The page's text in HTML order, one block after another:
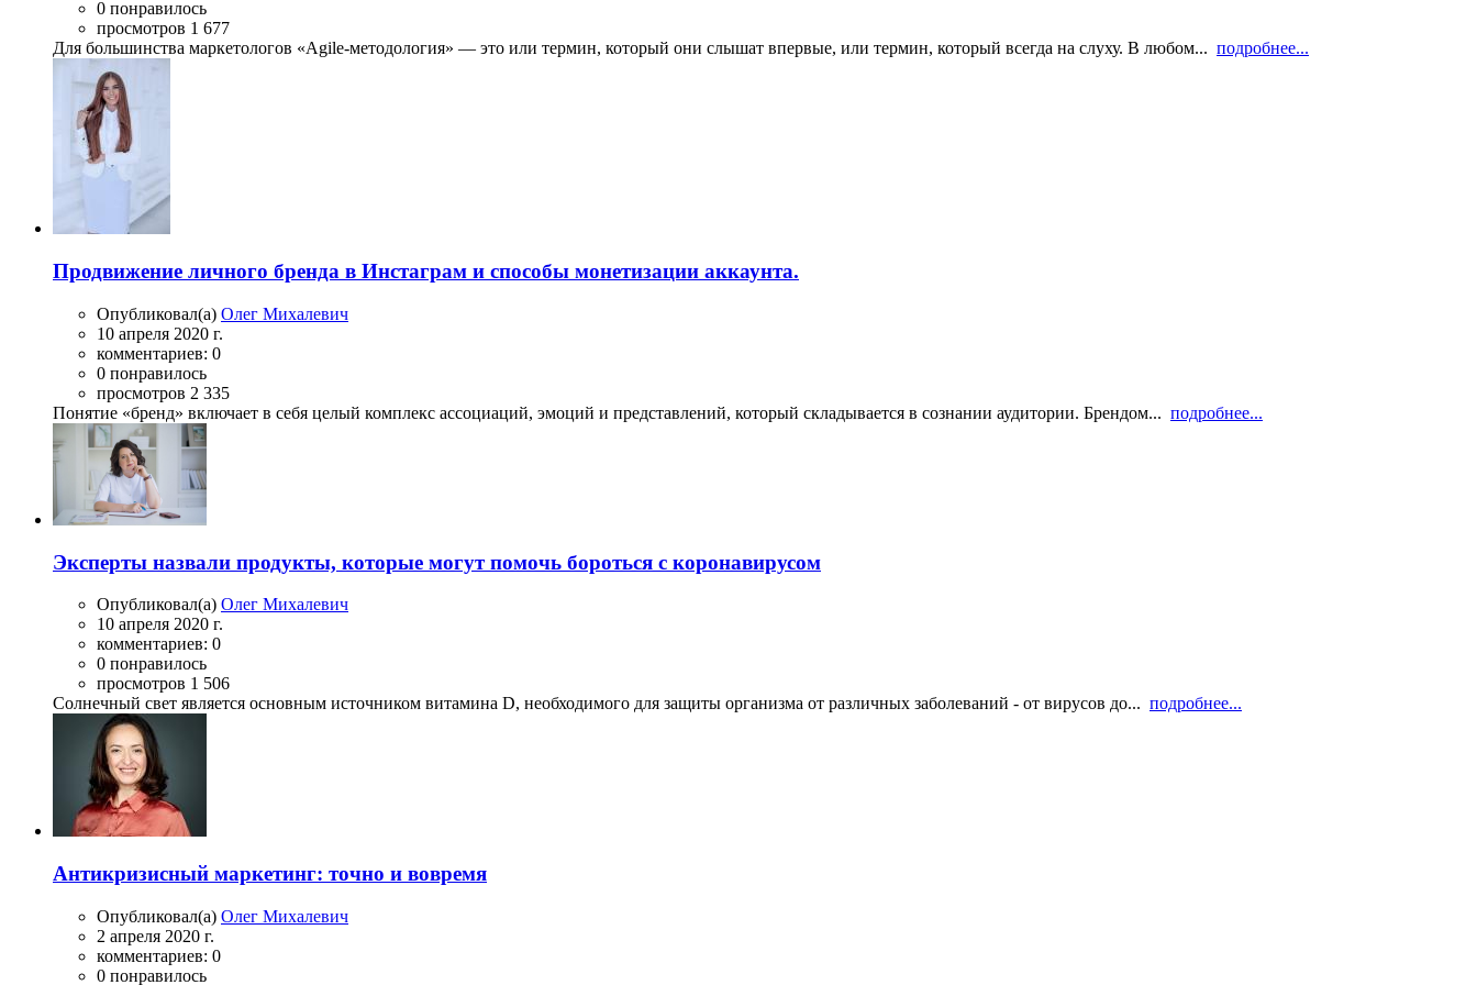
0 понравилось
просмотров 1 677
Для большинства маркетологов «Agile-методология» — это или термин, который они слышат впервые, или термин, который всегда на слуху. В любом... подробнее...
Продвижение личного бренда в Инстаграм и способы монетизации аккаунта.
Опубликовал(а) Олег Михалевич
10 апреля 2020 г.
комментариев: 0
0 понравилось
просмотров 2 335
Понятие «бренд» включает в себя целый комплекс ассоциаций, эмоций и представлений, который складывается в сознании аудитории. Брендом... подробнее...
Эксперты назвали продукты, которые могут помочь бороться с коронавирусом
Опубликовал(а) Олег Михалевич
10 апреля 2020 г.
комментариев: 0
0 понравилось
просмотров 1 506
Солнечный свет является основным источником витамина D, необходимого для защиты организма от различных заболеваний - от вирусов до... подробнее...
Антикризисный маркетинг: точно и вовремя
Опубликовал(а) Олег Михалевич
2 апреля 2020 г.
комментариев: 0
0 понравилось